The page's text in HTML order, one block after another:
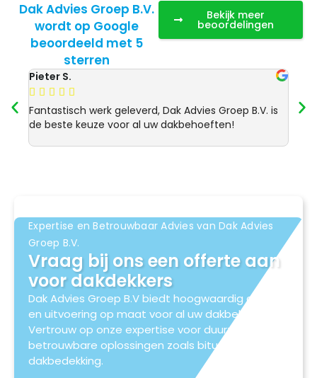
Dak Advies Groep B.V.
wordt op Google
beoordeeld met 5
sterren
Bekijk meer
beoordelingen
Pieter S.
    
Fantastisch werk geleverd, Dak Advies Groep B.V. is
de beste keuze voor al uw dakbehoeften!
Expertise en Betrouwbaar Advies van Dak Advies
Groep B.V.
Vraag bij ons een offerte aan
voor dakdekkers
Dak Advies Groep B.V biedt hoogwaardig advies
en uitvoering op maat voor al uw dakbehoeften.
Vertrouw op onze expertise voor duurzame en
betrouwbare oplossingen zoals bitumen
dakbedekking.